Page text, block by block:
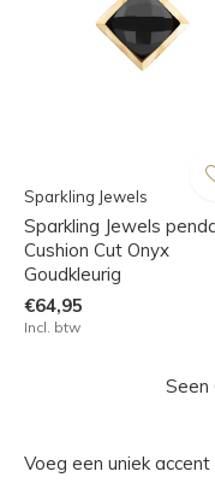
Sparkling Jewels
Sparkling Jewels
Cushion Cut Onyx
Goudkleurig
€64,95
Incl. btw
Seen
Voeg een uniek